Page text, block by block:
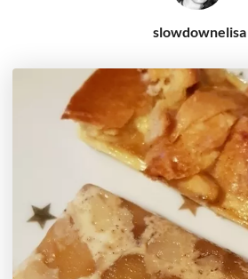
slowdownelisa